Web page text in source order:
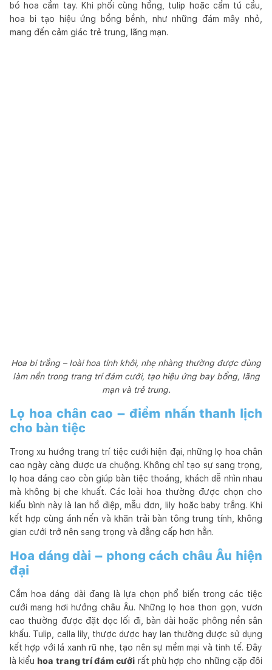
bó hoa cầm tay. Khi phối cùng hồng, tulip hoặc cẩm tú cầu,
hoa bi tạo hiệu ứng bồng bềnh, như những đám mây nhỏ,
mang đến cảm giác trẻ trung, lãng mạn.
Hoa bi trắng – loài hoa tinh khôi, nhẹ nhàng thường được dùng
làm nền trong trang trí đám cưới, tạo hiệu ứng bay bổng, lãng
mạn và trẻ trung.
Lọ hoa chân cao – điểm nhấn thanh lịch
cho bàn tiệc
Trong xu hướng trang trí tiệc cưới hiện đại, những lọ hoa chân
cao ngày càng được ưa chuộng. Không chỉ tạo sự sang trọng,
lọ hoa dáng cao còn giúp bàn tiệc thoáng, khách dễ nhìn nhau
mà không bị che khuất. Các loài hoa thường được chọn cho
kiểu bình này là lan hồ điệp, mẫu đơn, lily hoặc baby trắng. Khi
kết hợp cùng ánh nến và khăn trải bàn tông trung tính, không
gian cưới trở nên sang trọng và đẳng cấp hơn hẳn.
Hoa dáng dài – phong cách châu Âu hiện
đại
Cắm hoa dáng dài đang là lựa chọn phổ biến trong các tiệc
cưới mang hơi hướng châu Âu. Những lọ hoa thon gọn, vươn
cao thường được đặt dọc lối đi, bàn dài hoặc phông nền sân
khấu. Tulip, calla lily, thược dược hay lan thường được sử dụng
kết hợp với lá xanh rũ nhẹ, tạo nên sự mềm mại và tinh tế. Đây
là kiểu hoa trang trí đám cưới rất phù hợp cho những cặp đôi